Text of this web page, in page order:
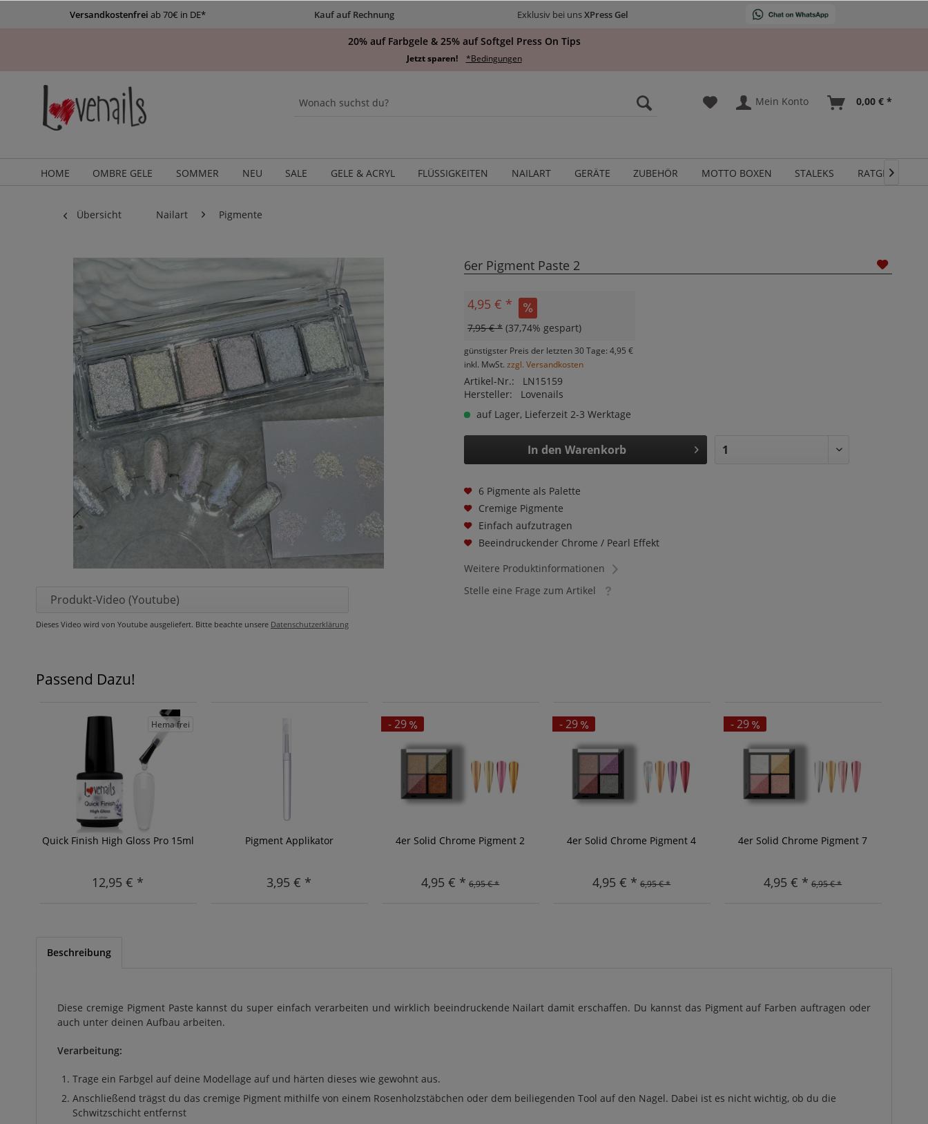
Versandkostenfrei ab 70€ in DE* Kauf auf Rechnung Exklusiv bei unsXPress Gel
20% auf Farbgele & 25% auf Softgel Press On Tips
Jetzt sparen! *Bedingungen
Mein Konto 0,00 € *
HOME OMBRE GELE SOMMER NEU SALE GELE & ACRYL FLÜSSIGKEITEN NAILART GERÄTE ZUBEHÖR MOTTO BOXEN STALEKS RATGEBER

Übersicht Nailart Pigmente
Produkt-Video (Youtube)
Dieses Video wird von Youtube ausgeliefert. Bitte beachte unsere Datenschutzerklärung
6er Pigment Paste 2
4,95 € *
7,95 € * (37,74% gespart)
günstigster Preis der letzten 30 Tage: 4,95 €
inkl. MwSt. zzgl. Versandkosten
Artikel-Nr.:
LN15159
Hersteller:
Lovenails
auf Lager, Lieferzeit 2-3 Werktage
In den Warenkorb
6 Pigmente als Palette
Cremige Pigmente
Einfach aufzutragen
Beeindruckender Chrome / Pearl Effekt
Weitere Produktinformationen
Stelle eine Frage zum Artikel
Passend Dazu!
Hema frei
Quick Finish High Gloss Pro 15ml
12,95 € *
Pigment Applikator
3,95 € *
- 29
4er Solid Chrome Pigment 2
4,95 € * 6,95 € *
- 29
4er Solid Chrome Pigment 4
4,95 € * 6,95 € *
- 29
4er Solid Chrome Pigment 7
4,95 € * 6,95 € *
Beschreibung
Diese cremige Pigment Paste kannst du super einfach verarbeiten und wirklich beeindruckende Nailart damit erschaffen. Du kannst das Pigment auf Farben auftragen oder
auch unter deinen Aufbau arbeiten.
Verarbeitung:
Trage ein Farbgel auf deine Modellage auf und härten dieses wie gewohnt aus.
Anschließend trägst du das cremige Pigment mithilfe von einem Rosenholzstäbchen oder dem beiliegenden Tool auf den Nagel. Dabei ist es nicht wichtig, ob du die
Schwitzschicht entfernst